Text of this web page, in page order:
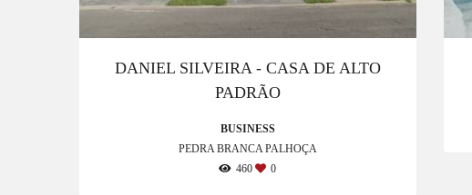
DANIEL SILVEIRA - CASA DE ALTO
PADRÃO
BUSINESS
PEDRA BRANCA PALHOÇA
460
0